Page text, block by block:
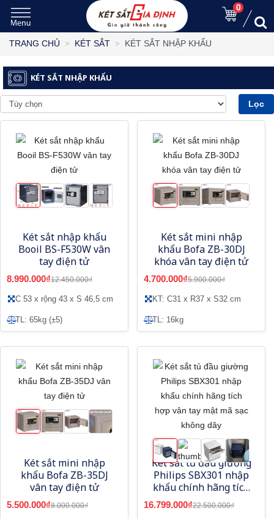
0
TRANG CHỦ KÉT SẮT KÉT SẮT NHẬP KHẨU
KÉT SẮT NHẬP KHẨU
Lọc
Két sắt nhập khẩu
Booil BS-F530W vân
tay điện tử
8.990.000₫12.450.000₫
C 53 x rộng 43 x S 46,5 cm
TL: 65kg (±5)
Két sắt mini nhập
khẩu Bofa ZB-30DJ
khóa vân tay điện tử
4.700.000₫5.900.000₫
KT: C31 x R37 x S32 cm
TL: 16kg
Két sắt mini nhập
khẩu Bofa ZB-35DJ
vân tay điện tử
5.500.000₫8.000.000₫
Két sắt tủ đầu giường
Philips SBX301 nhập
khẩu chính hãng tích
hợp vân tay mật mã
sạc không dây
16.799.000₫22.500.000₫